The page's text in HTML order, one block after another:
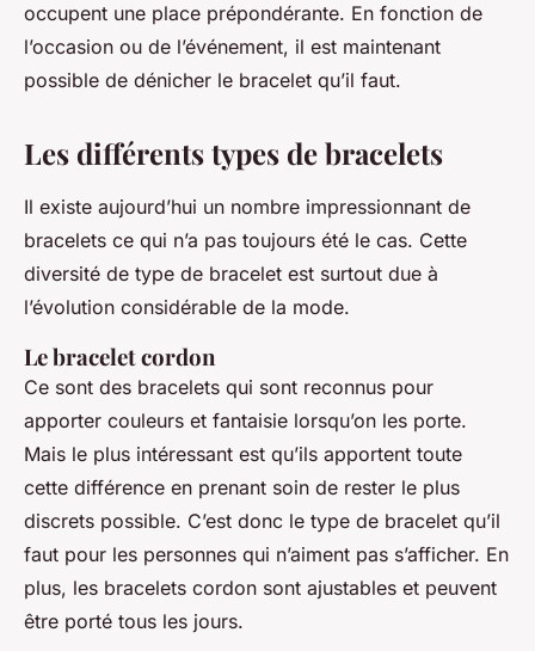
occupent une place prépondérante. En fonction de
l’occasion ou de l’événement, il est maintenant
possible de dénicher le bracelet qu’il faut.
Les différents types de bracelets
Il existe aujourd’hui un nombre impressionnant de
bracelets ce qui n’a pas toujours été le cas. Cette
diversité de type de bracelet est surtout due à
l’évolution considérable de la mode.
Le bracelet cordon
Ce sont des bracelets qui sont reconnus pour
apporter couleurs et fantaisie lorsqu’on les porte.
Mais le plus intéressant est qu’ils apportent toute
cette différence en prenant soin de rester le plus
discrets possible. C’est donc le type de bracelet qu’il
faut pour les personnes qui n’aiment pas s’afficher. En
plus, les bracelets cordon sont ajustables et peuvent
être porté tous les jours.